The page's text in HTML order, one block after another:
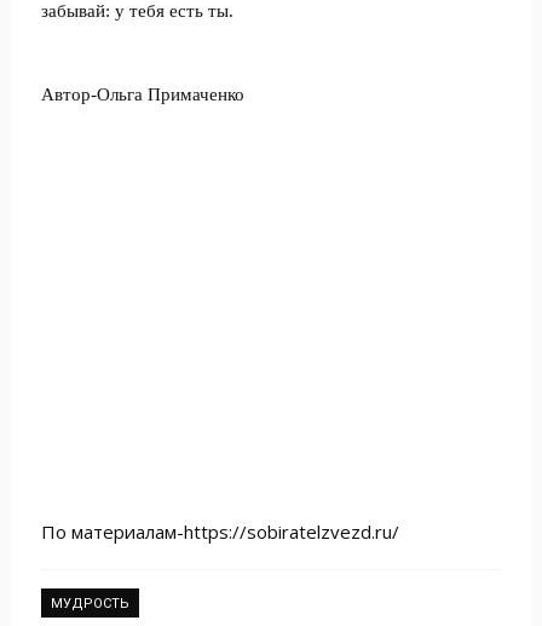
забывай: у тебя есть ты.
Автор-Ольга Примаченко
По материалам-https://sobiratelzvezd.ru/
МУДРОСТЬ